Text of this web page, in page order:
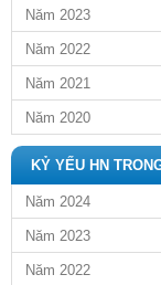
Năm 2023
Năm 2022
Năm 2021
Năm 2020
KỶ YẾU HN
Năm 2024
Năm 2023
Năm 2022